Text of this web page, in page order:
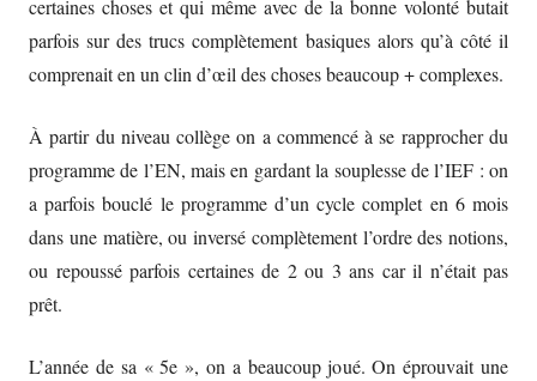
certaines choses et qui même avec de la bonne volonté butait
parfois sur des trucs complètement basiques alors qu’à côté il
comprenait en un clin d’œil des choses beaucoup + complexes.
À partir du niveau collège on a commencé à se rapprocher du
programme de l’EN, mais en gardant la souplesse de l’IEF : on
a parfois bouclé le programme d’un cycle complet en 6 mois
dans une matière, ou inversé complètement l’ordre des notions,
ou repoussé parfois certaines de 2 ou 3 ans car il n’était pas
prêt.
L’année de sa « 5e », on a beaucoup joué. On éprouvait une